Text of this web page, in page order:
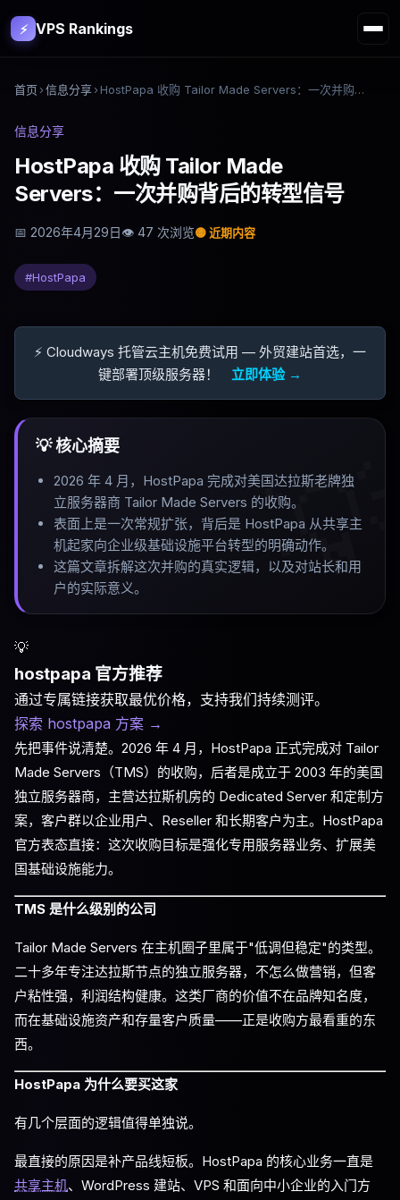
⚡ VPS Rankings
首页 ›信息分享› HostPapa 收购 Tailor Made Servers：一次并购背后的转型信号
信息分享
HostPapa 收购 Tailor Made
Servers：一次并购背后的转型信号
📅 2026年4月29日👁 47 次浏览🟡近期内容
#HostPapa
⚡ Cloudways 托管云主机免费试用 — 外贸建站首选，一
键部署顶级服务器！
立即体验 →
💡 核心摘要
2026 年 4 月，HostPapa 完成对美国达拉斯老牌独
立服务器商 Tailor Made Servers 的收购。
表面上是一次常规扩张，背后是 HostPapa 从共享主
机起家向企业级基础设施平台转型的明确动作。
这篇文章拆解这次并购的真实逻辑，以及对站长和用
户的实际意义。
💡
hostpapa 官方推荐
通过专属链接获取最优价格，支持我们持续测评。
探索 hostpapa 方案 →
先把事件说清楚。2026 年 4 月，HostPapa 正式完成对 Tailor
Made Servers（TMS）的收购，后者是成立于 2003 年的美国
独立服务器商，主营达拉斯机房的 Dedicated Server 和定制方
案，客户群以企业用户、Reseller 和长期客户为主。HostPapa
官方表态直接：这次收购目标是强化专用服务器业务、扩展美
国基础设施能力。
TMS 是什么级别的公司
Tailor Made Servers 在主机圈子里属于"低调但稳定"的类型。
二十多年专注达拉斯节点的独立服务器，不怎么做营销，但客
户粘性强，利润结构健康。这类厂商的价值不在品牌知名度，
而在基础设施资产和存量客户质量——正是收购方最看重的东
西。
HostPapa 为什么要买这家
有几个层面的逻辑值得单独说。
最直接的原因是补产品线短板。HostPapa 的核心业务一直是
共享主机、WordPress 建站、VPS 和面向中小企业的入门方